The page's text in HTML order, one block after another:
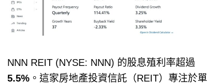
NNN REIT (NYSE: NNN) 的股息殖利率超過
5.5% 。這家房地產投資信託（REIT）專注於單